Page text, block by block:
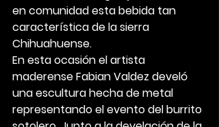
en comunidad esta bebida tan
característica de la sierra
Chihuahuense.
En esta ocasión el artista
maderense Fabian Valdez develó
una escultura hecha de metal
representando el evento del burrito